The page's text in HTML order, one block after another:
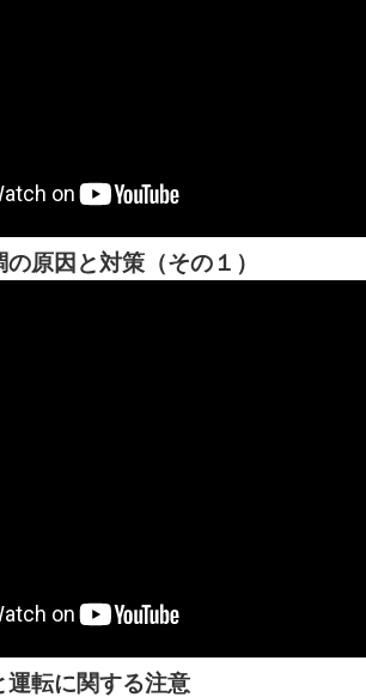
の原因と対策（その１）
運転に関する注意